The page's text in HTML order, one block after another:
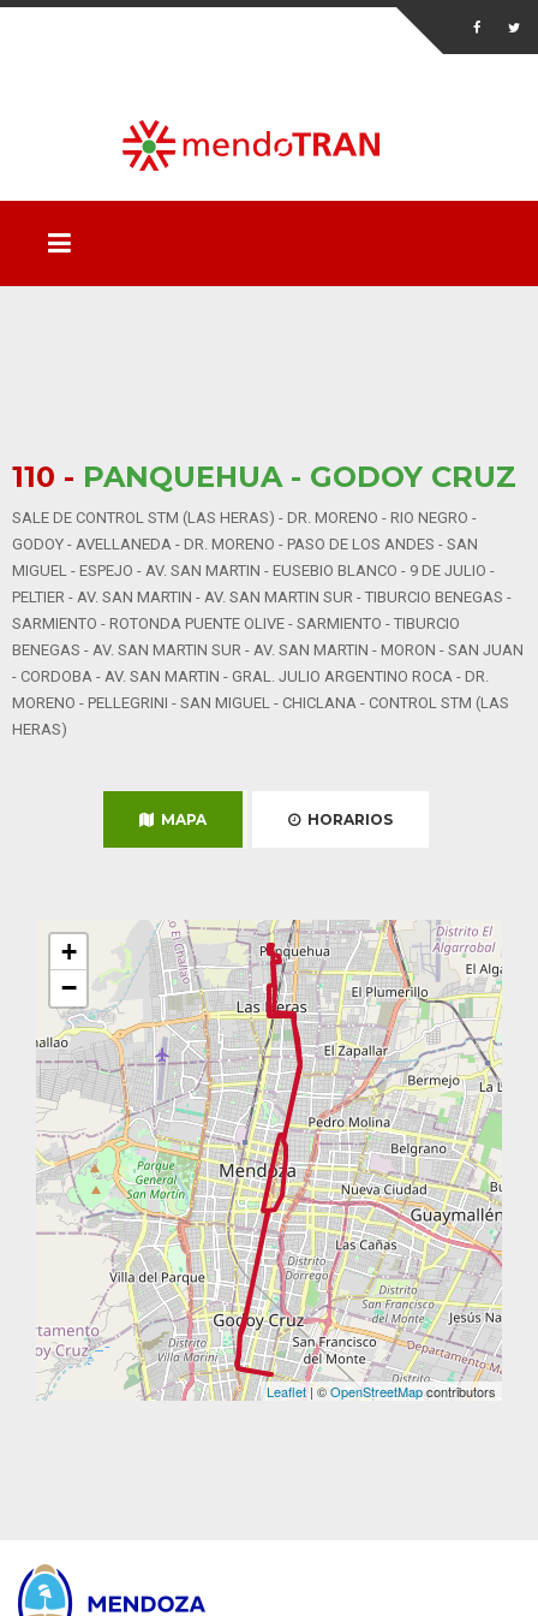
110 - PANQUEHUA - GODOY CRUZ
SALE DE CONTROL STM (LAS HERAS) - DR. MORENO - RIO NEGRO -
GODOY - AVELLANEDA - DR. MORENO - PASO DE LOS ANDES - SAN
MIGUEL - ESPEJO - AV. SAN MARTIN - EUSEBIO BLANCO - 9 DE JULIO -
PELTIER - AV. SAN MARTIN - AV. SAN MARTIN SUR - TIBURCIO BENEGAS -
SARMIENTO - ROTONDA PUENTE OLIVE - SARMIENTO - TIBURCIO
BENEGAS - AV. SAN MARTIN SUR - AV. SAN MARTIN - MORON - SAN JUAN
- CORDOBA - AV. SAN MARTIN - GRAL. JULIO ARGENTINO ROCA - DR.
MORENO - PELLEGRINI - SAN MIGUEL - CHICLANA - CONTROL STM (LAS
HERAS)
MAPA HORARIOS
+
−
Leaflet| ©OpenStreetMapcontributors